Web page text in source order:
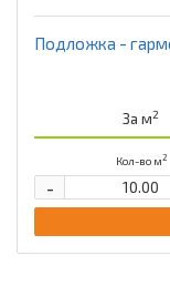
Подложка -
За м2
Кол-во м2
-